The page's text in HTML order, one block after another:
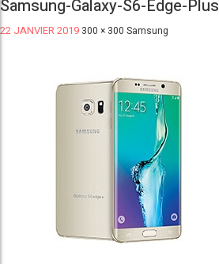
Samsung-Galaxy-S6-Edge-Plus
22 JANVIER 2019 300 × 300 Samsung